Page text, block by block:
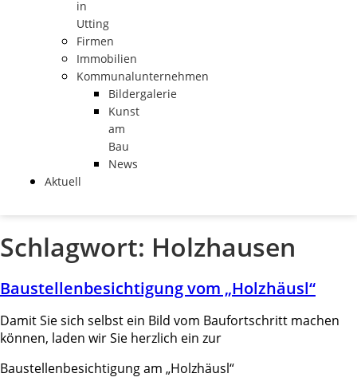
in
Utting
Firmen
Immobilien
Kommunalunternehmen
Bildergalerie
Kunst
am
Bau
News
Aktuell
Schlagwort: Holzhausen
Baustellenbesichtigung vom „Holzhäusl“
Damit Sie sich selbst ein Bild vom Baufortschritt machen
können, laden wir Sie herzlich ein zur
Baustellenbesichtigung am „Holzhäusl“